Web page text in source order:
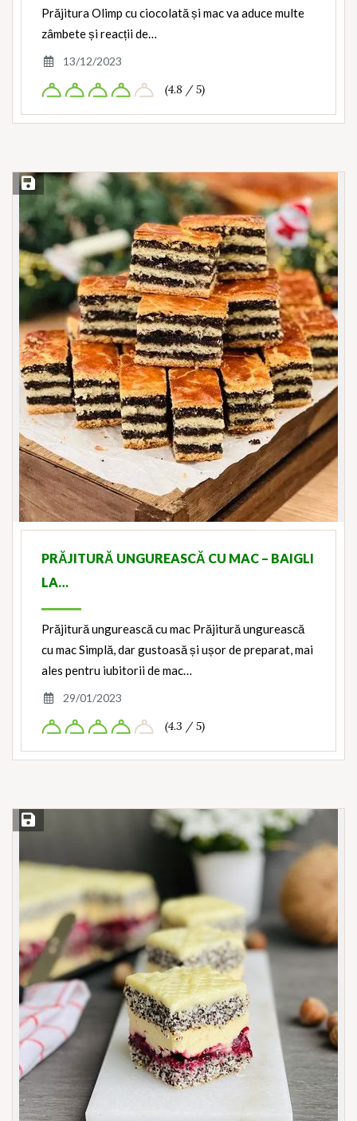
Prăjitura Olimp cu ciocolată și mac va aduce multe
zâmbete și reacții de…
13/12/2023
(4.8 / 5)
Save Recipe
PRĂJITURĂ UNGUREASCĂ CU MAC – BAIGLI
LA…
Prăjitură ungurească cu mac Prăjitură ungurească
cu mac Simplă, dar gustoasă și ușor de preparat, mai
ales pentru iubitorii de mac…
29/01/2023
(4.3 / 5)
Save Recipe